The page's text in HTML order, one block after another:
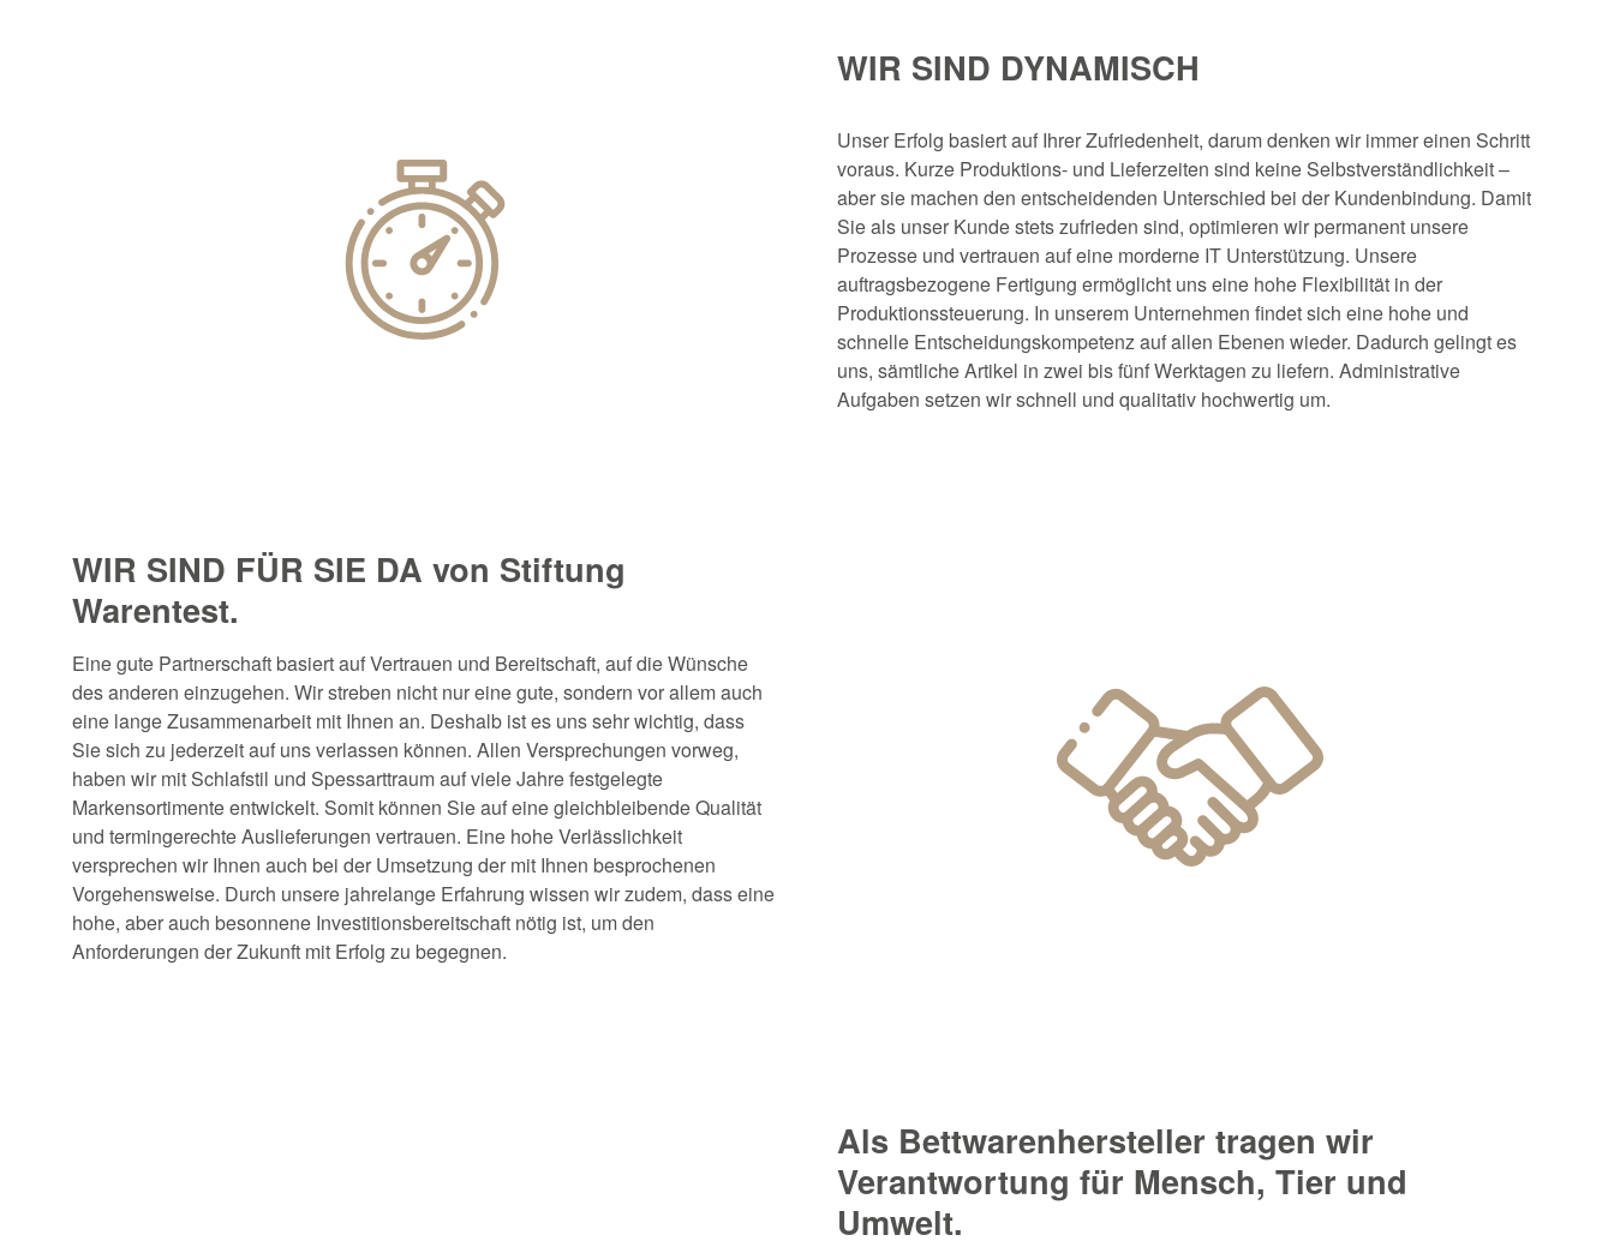
WIR SIND DYNAMISCH
Unser Erfolg basiert auf Ihrer Zufriedenheit, darum denken wir immer einen Schritt
voraus. Kurze Produktions- und Lieferzeiten sind keine Selbstverständlichkeit –
aber sie machen den entscheidenden Unterschied bei der Kundenbindung. Damit
Sie als unser Kunde stets zufrieden sind, optimieren wir permanent unsere
Prozesse und vertrauen auf eine morderne IT Unterstützung. Unsere
auftragsbezogene Fertigung ermöglicht uns eine hohe Flexibilität in der
Produktionssteuerung. In unserem Unternehmen findet sich eine hohe und
schnelle Entscheidungskompetenz auf allen Ebenen wieder. Dadurch gelingt es
uns, sämtliche Artikel in zwei bis fünf Werktagen zu liefern. Administrative
Aufgaben setzen wir schnell und qualitativ hochwertig um.
WIR SIND FÜR SIE DA von Stiftung
Warentest.
Eine gute Partnerschaft basiert auf Vertrauen und Bereitschaft, auf die Wünsche
des anderen einzugehen. Wir streben nicht nur eine gute, sondern vor allem auch
eine lange Zusammenarbeit mit Ihnen an. Deshalb ist es uns sehr wichtig, dass
Sie sich zu jederzeit auf uns verlassen können. Allen Versprechungen vorweg,
haben wir mit Schlafstil und Spessarttraum auf viele Jahre festgelegte
Markensortimente entwickelt. Somit können Sie auf eine gleichbleibende Qualität
und termingerechte Auslieferungen vertrauen. Eine hohe Verlässlichkeit
versprechen wir Ihnen auch bei der Umsetzung der mit Ihnen besprochenen
Vorgehensweise. Durch unsere jahrelange Erfahrung wissen wir zudem, dass eine
hohe, aber auch besonnene Investitionsbereitschaft nötig ist, um den
Anforderungen der Zukunft mit Erfolg zu begegnen.
Als Bettwarenhersteller tragen wir
Verantwortung für Mensch, Tier und
Umwelt.